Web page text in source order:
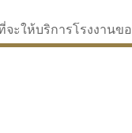
ให้บริการโรงงานข